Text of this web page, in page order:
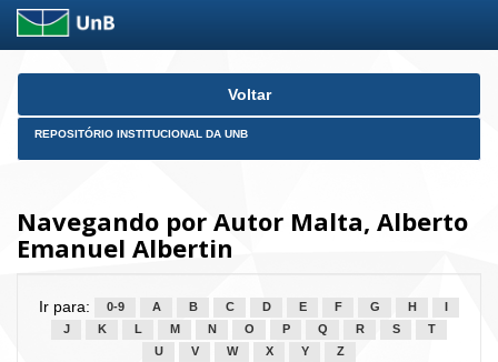
Skip
Voltar
REPOSITÓRIO INSTITUCIONAL DA UNB
Navegando por Autor Malta, Alberto
Emanuel Albertin
Ir para: 0-9 A B C D E F G H
J
K L M N O P Q R S
T
U
V W X Y Z